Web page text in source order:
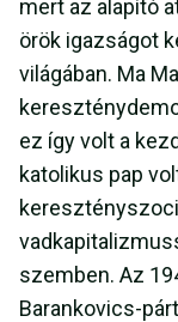
mert az alapító
örök igazságot
világában. Ma
ez így volt a
katolikus pap
szemben. Az
Barankovics-